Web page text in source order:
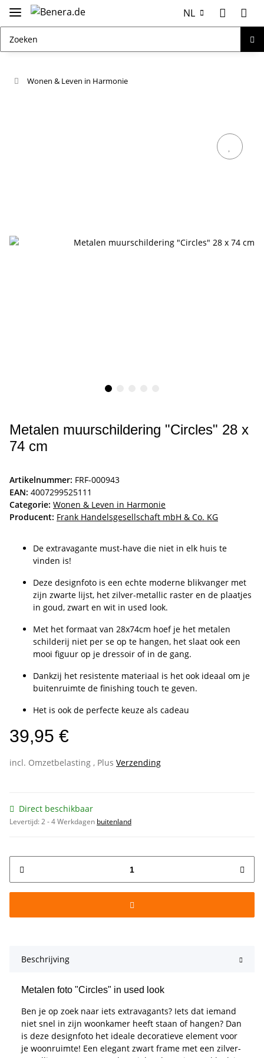
NL
Wonen & Leven in Harmonie
Metalen muurschildering "Circles" 28 x
74 cm
Artikelnummer: FRF-000943
EAN: 4007299525111
Categorie: Wonen & Leven in Harmonie
Producent: Frank Handelsgesellschaft mbH & Co. KG
De extravagante must-have die niet in elk huis te
vinden is!
Deze designfoto is een echte moderne blikvanger met
zijn zwarte lijst, het zilver-metallic raster en de plaatjes
in goud, zwart en wit in used look.
Met het formaat van 28x74cm hoef je het metalen
schilderij niet per se op te hangen, het slaat ook een
mooi figuur op je dressoir of in de gang.
Dankzij het resistente materiaal is het ook ideaal om je
buitenruimte de finishing touch te geven.
Het is ook de perfecte keuze als cadeau
39,95 €
incl. Omzetbelasting , Plus Verzending
Direct beschikbaar
Levertijd:2 - 4 Werkdagen buitenland
Beschrijving
Metalen foto "Circles" in used look
Ben je op zoek naar iets extravagants? Iets dat iemand
niet snel in zijn woonkamer heeft staan of hangen? Dan
is deze designfoto het ideale decoratieve element voor
je woonruimte! Een elegant zwart frame met een zilver-